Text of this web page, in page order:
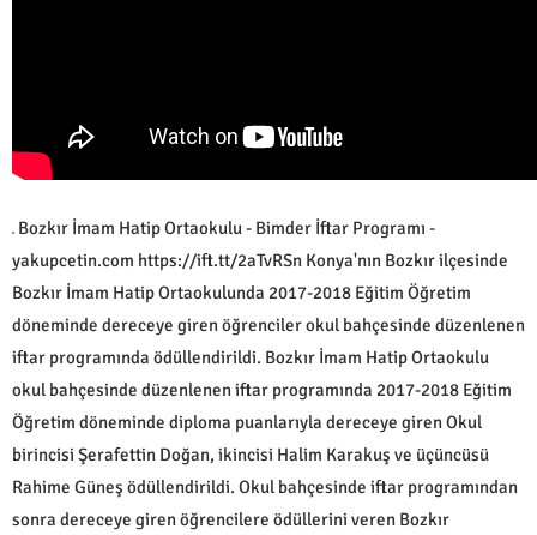
Bozkır İmam Hatip Ortaokulu - Bimder İftar Programı -
yakupcetin.com https://ift.tt/2aTvRSn Konya'nın Bozkır ilçesinde
Bozkır İmam Hatip Ortaokulunda 2017-2018 Eğitim Öğretim
döneminde dereceye giren öğrenciler okul bahçesinde düzenlenen
iftar programında ödüllendirildi. Bozkır İmam Hatip Ortaokulu
okul bahçesinde düzenlenen iftar programında 2017-2018 Eğitim
Öğretim döneminde diploma puanlarıyla dereceye giren Okul
birincisi Şerafettin Doğan, ikincisi Halim Karakuş ve üçüncüsü
Rahime Güneş ödüllendirildi. Okul bahçesinde iftar programından
sonra dereceye giren öğrencilere ödüllerini veren Bozkır